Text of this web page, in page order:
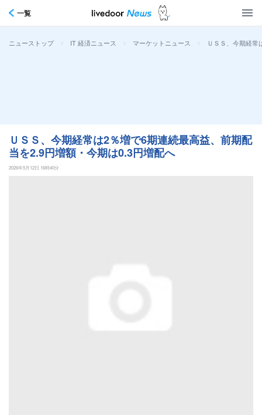
一覧
ニューストップ > IT 経済ニュース > マーケットニュース > ＵＳＳ、今期経
ＵＳＳ、今期経常は2％増で6期連続最高益、前期配
当を2.9円増額・今期は0.3円増配へ
2026年5月12日 16時40分